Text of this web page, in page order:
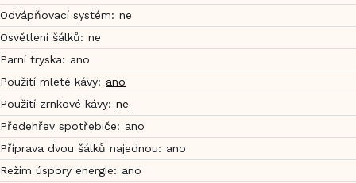
Odvápňovací systém: ne
Osvětlení šálků: ne
Parní tryska: ano
Použití mleté kávy: ano
Použití zrnkové kávy: ne
Předehřev spotřebiče: ano
Příprava dvou šálků najednou: ano
Režim úspory energie: ano